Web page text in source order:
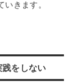
きます。
をしない